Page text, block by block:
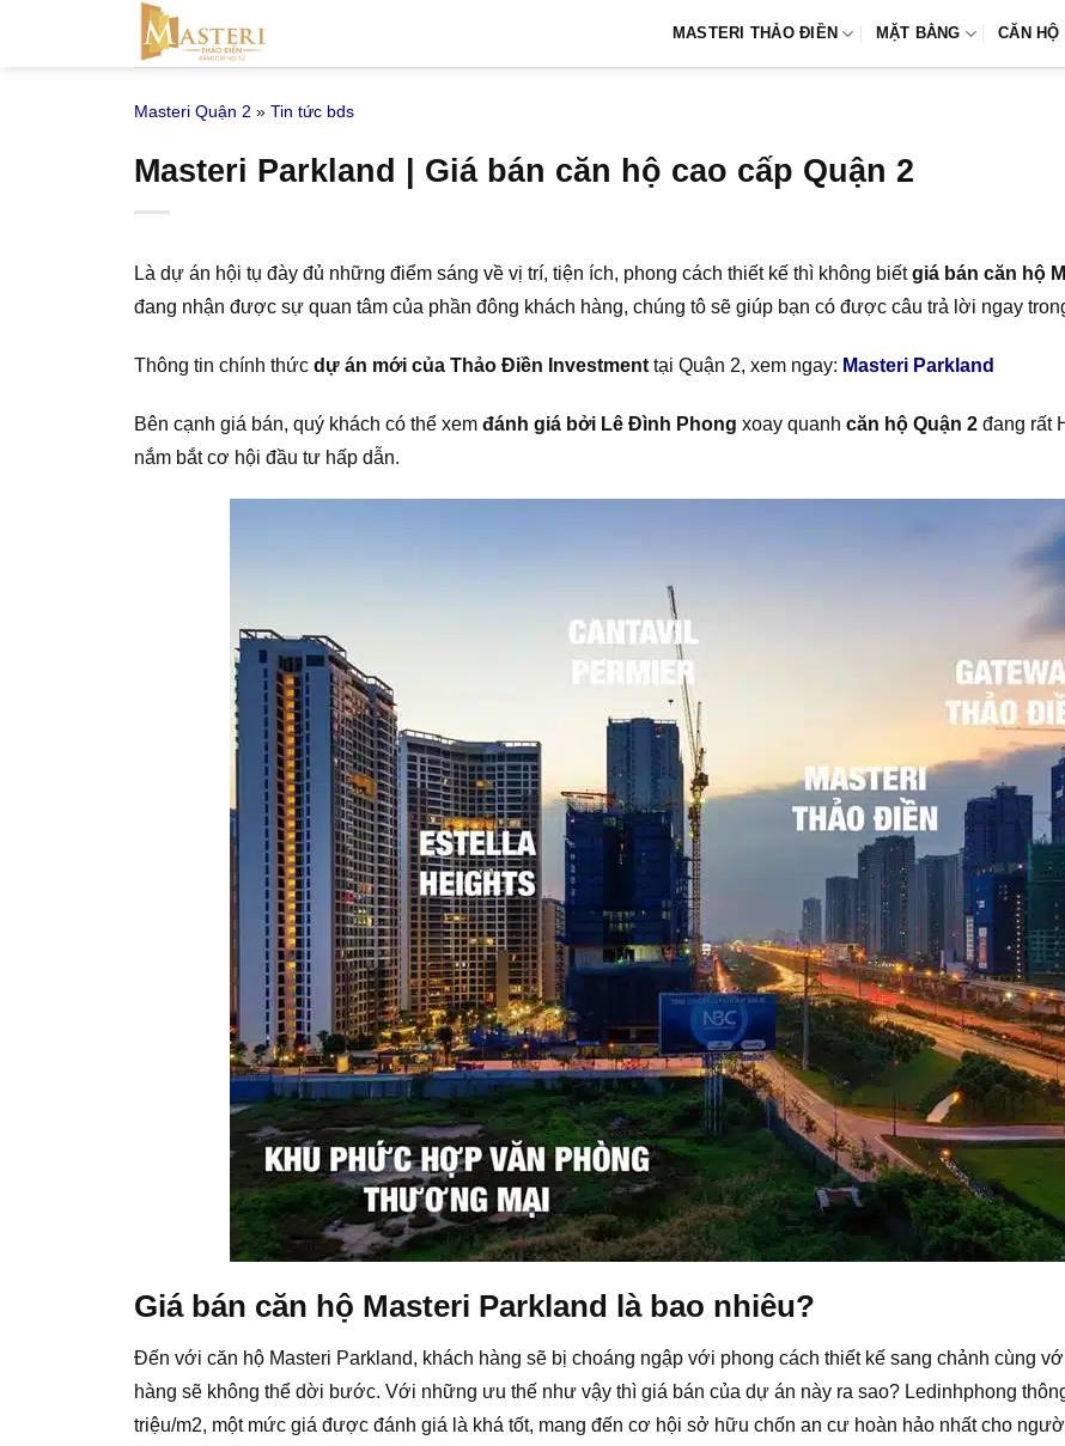
MASTERI THẢO ĐIỀN MẶT BẰNG CĂN HỘ
Masteri Quận 2 » Tin tức bds
Masteri Parkland | Giá bán căn hộ cao cấp Quận 2
Là dự án hội tụ đày đủ những điểm sáng về vị trí, tiện ích, phong cách thiết kế thì không biếtgiá bán căn hộ
đang nhận được sự quan tâm của phần đông khách hàng, chúng tô sẽ giúp bạn có được câu trả lời ngay
Thông tin chính thức dự án mới của Thảo Điền Investment tại Quận 2, xem ngay: Masteri Parkland
Bên cạnh giá bán, quý khách có thể xem đánh giá bởi Lê Đình Phong xoay quanh căn hộ Quận 2 đang rất
nắm bắt cơ hội đầu tư hấp dẫn.
Giá bán căn hộ Masteri Parkland là bao nhiêu?
Đến với căn hộ Masteri Parkland, khách hàng sẽ bị choáng ngập với phong cách thiết kế sang chảnh cùng
hàng sẽ không thể dời bước. Với những ưu thế như vậy thì giá bán của dự án này ra sao? Ledinhphong
triệu/m2, một mức giá được đánh giá là khá tốt, mang đến cơ hội sở hữu chốn an cư hoàn hảo nhất cho